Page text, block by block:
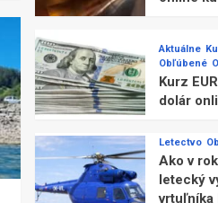
Aktuálne
Obľúbené
Kurz
dolár
Letectvo
Ako v
letecký
vrtuľníka